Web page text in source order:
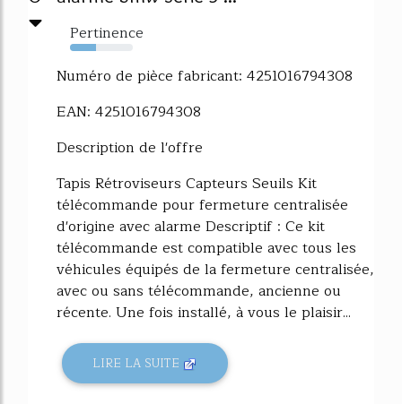
Pertinence
41%
Numéro de pièce fabricant: 4251016794308
EAN: 4251016794308
Description de l'offre
Tapis Rétroviseurs Capteurs Seuils Kit
télécommande pour fermeture centralisée
d'origine avec alarme Descriptif : Ce kit
télécommande est compatible avec tous les
véhicules équipés de la fermeture centralisée,
avec ou sans télécommande, ancienne ou
récente. Une fois installé, à vous le plaisir...
LIRE LA SUITE